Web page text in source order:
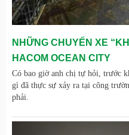
NHỮNG CHUYẾN XE
HACOM OCEAN CITY
Có bao giờ anh chị tự hỏi, trước
gì đã thực sự xảy ra tại công
phải.